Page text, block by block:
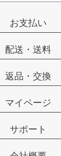
お支払い
配送・送料
返品・交換
マイページ
サポート